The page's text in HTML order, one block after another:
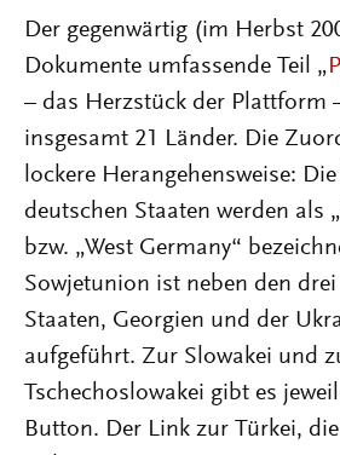
Der gegenwärtig (im Herbst
Dokumente umfassende Teil „
– das Herzstück der Plattform
insgesamt 21 Länder. Die
lockere Herangehensweise:
deutschen Staaten werden als
bzw. „West Germany“
Sowjetunion ist neben den
Staaten, Georgien und der
aufgeführt. Zur Slowakei und
Tschechoslowakei gibt es
Button. Der Link zur Türkei,